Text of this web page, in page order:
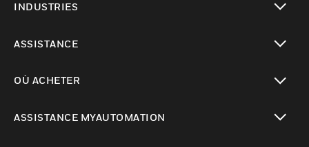
INDUSTRIES
ASSISTANCE
OÙ ACHETER
ASSISTANCE MYAUTOMATION